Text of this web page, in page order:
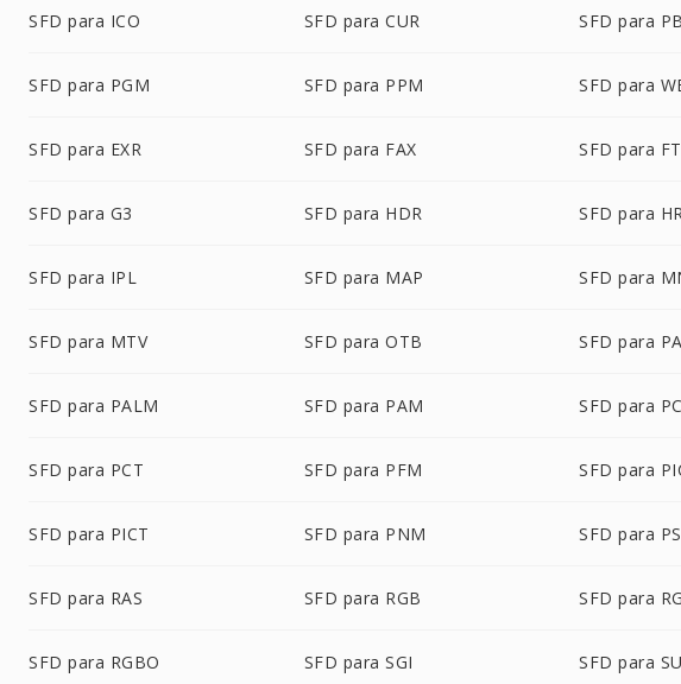
SFD para ICO SFD para CUR SFD para
SFD para PGM SFD para PPM SFD para
SFD para EXR SFD para FAX SFD para
SFD para G3 SFD para HDR SFD para
SFD para IPL SFD para MAP SFD para
SFD para MTV SFD para OTB SFD para
SFD para PALM SFD para PAM SFD para
SFD para PCT SFD para PFM SFD para
SFD para PICT SFD para PNM SFD para
SFD para RAS SFD para RGB SFD para
SFD para RGBO SFD para SGI SFD para